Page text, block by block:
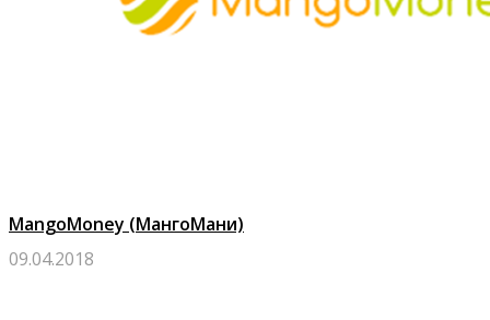
MangoMoney (МангоМани)
09.04.2018